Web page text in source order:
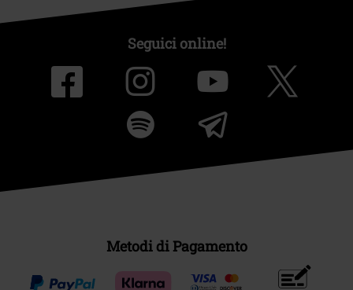
Seguici online!
Metodi di Pagamento